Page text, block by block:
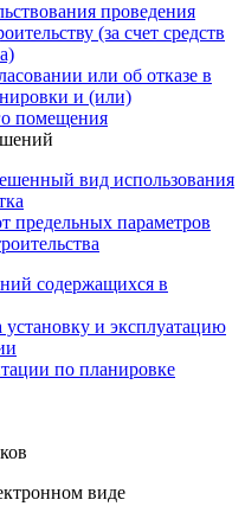
проведения
(за счет средств
или об отказе в
и (или)
помещения
вид использования
предельных параметров
содержащихся в
и эксплуатацию
по планировке
виде